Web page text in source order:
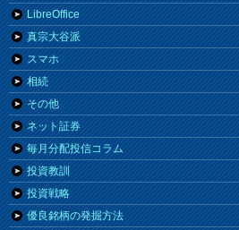
LibreOffice
真宗大谷派
スマホ
相続
その他
ネット証券
毎月分配投信コラム
投資教訓
投資戦略
優良銘柄の発掘方法